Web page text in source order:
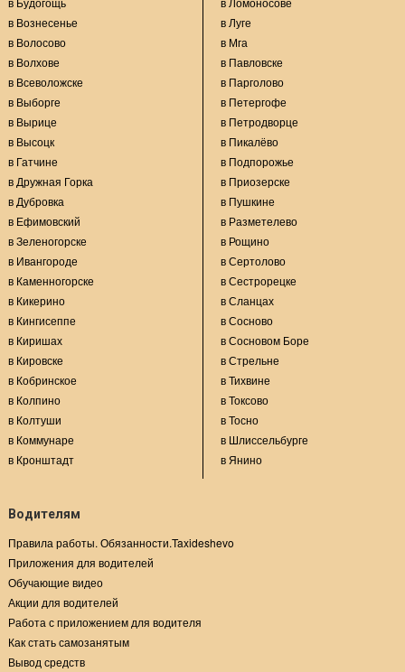
в Вознесенье
в Волосово
в Волхове
в Всеволожске
в Выборге
в Вырице
в Высоцк
в Гатчине
в Дружная Горка
в Дубровка
в Ефимовский
в Зеленогорске
в Ивангороде
в Каменногорске
в Кикерино
в Кингисеппе
в Киришах
в Кировске
в Кобринское
в Колпино
в Колтуши
в Коммунаре
в Кронштадт
в Луге
в Мга
в Павловске
в Парголово
в Петергофе
в Петродворце
в Пикалёво
в Подпорожье
в Приозерске
в Пушкине
в Разметелево
в Рощино
в Сертолово
в Сестрорецке
в Сланцах
в Сосново
в Сосновом Боре
в Стрельне
в Тихвине
в Токсово
в Тосно
в Шлиссельбурге
в Янино
Водителям
Правила работы. Обязанности.Taxideshevo
Приложения для водителей
Обучающие видео
Акции для водителей
Работа с приложением для водителя
Как стать самозанятым
Вывод средств